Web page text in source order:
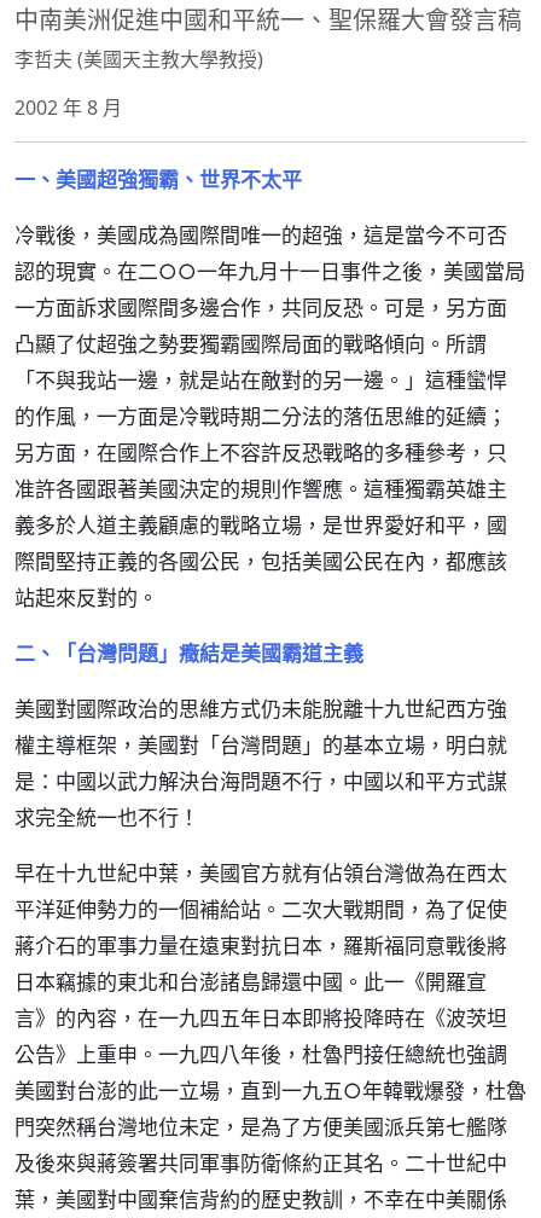
中南美洲促進中國和平統一、聖保羅大會發言稿
李哲夫 (美國天主教大學教授)
2002 年 8 月
一、美國超強獨霸、世界不太平
冷戰後，美國成為國際間唯一的超強，這是當今不可否
認的現實。在二○○一年九月十一日事件之後，美國當局
一方面訴求國際間多邊合作，共同反恐。可是，另方面
凸顯了仗超強之勢要獨霸國際局面的戰略傾向。所謂
「不與我站一邊，就是站在敵對的另一邊。」這種蠻悍
的作風，一方面是冷戰時期二分法的落伍思維的延續；
另方面，在國際合作上不容許反恐戰略的多種參考，只
准許各國跟著美國決定的規則作響應。這種獨霸英雄主
義多於人道主義顧慮的戰略立場，是世界愛好和平，國
際間堅持正義的各國公民，包括美國公民在內，都應該
站起來反對的。
二、「台灣問題」癥結是美國霸道主義
美國對國際政治的思維方式仍未能脫離十九世紀西方強
權主導框架，美國對「台灣問題」的基本立場，明白就
是：中國以武力解決台海問題不行，中國以和平方式謀
求完全統一也不行！
早在十九世紀中葉，美國官方就有佔領台灣做為在西太
平洋延伸勢力的一個補給站。二次大戰期間，為了促使
蔣介石的軍事力量在遠東對抗日本，羅斯福同意戰後將
日本竊據的東北和台澎諸島歸還中國。此一《開羅宣
言》的內容，在一九四五年日本即將投降時在《波茨坦
公告》上重申。一九四八年後，杜魯門接任總統也強調
美國對台澎的此一立場，直到一九五○年韓戰爆發，杜魯
門突然稱台灣地位未定，是為了方便美國派兵第七艦隊
及後來與蔣簽署共同軍事防衛條約正其名。二十世紀中
葉，美國對中國棄信背約的歷史教訓，不幸在中美關係